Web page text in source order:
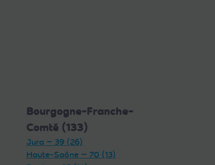
Bourgogne-Franche-
Comté (133)
Jura — 39 (26)
Haute-Saône — 70 (13)